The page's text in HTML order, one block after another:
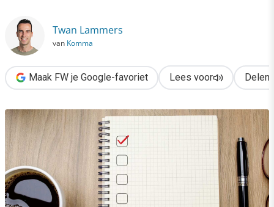
Twan Lammers
van Komma
Maak FW je Google-favoriet Lees voor Delen